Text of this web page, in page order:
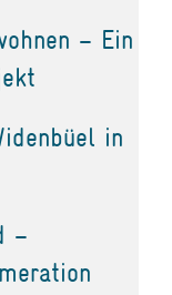
– Ein
in
–